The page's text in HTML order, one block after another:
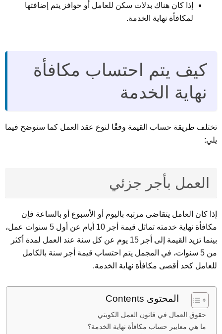
إذا كان هناك بدلات سكن للعامل أو حوافز يتم إضافتها
لمكافأة نهاية الخدمة.
كيف يتم احتساب مكافأة
نهاية الخدمة
تختلف طريقة حساب القيمة وفقًا لنوع عقد العمل كما سنوضح فيما
يلي:
العمل بأجر جزئي
إذا كان العامل يتقاضى مرتبه باليوم أو الأسبوع أو بالساعة فإن
مكافأة نهاية خدمته تماثل قيمة أجر 10 أيام عن أول 5 سنوات عمل،
بينما تزيد القيمة إلى أجر 15 يوم عن كل سنة عند العمل لمدة أكثر
من 5 سنوات، في المجمل يتم احتساب قيمة أجر سنة بالكامل
للعامل كحد أقصى مكافأة نهاية الخدمة.
المحتوى Contents
حقوق العمال في قانون العمل الكويتي
ما هي معايير حساب مكافأة نهاية الخدمة؟